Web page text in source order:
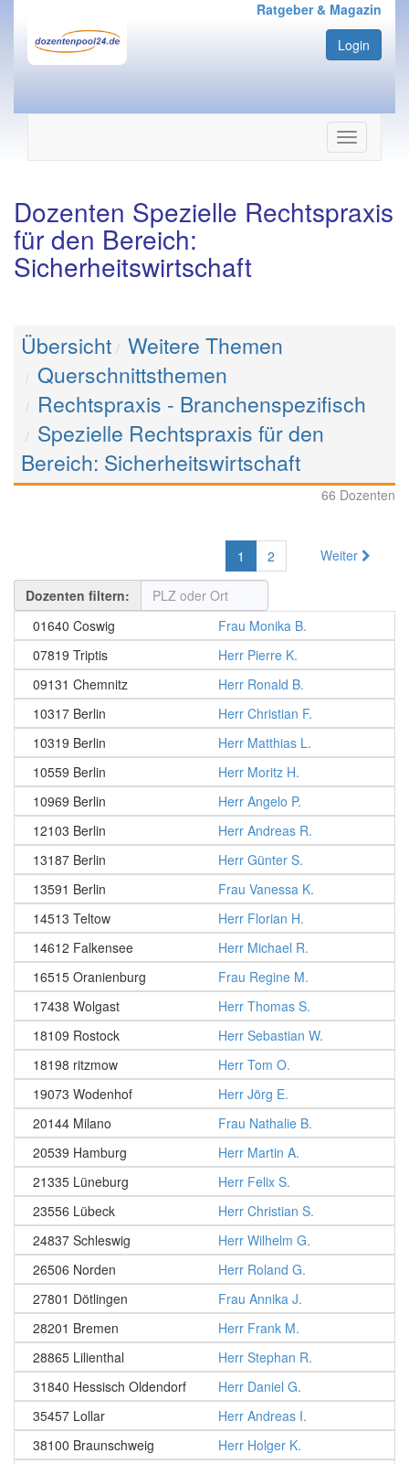
Ratgeber & Magazin
Login
Navigation
ein-/
Dozenten Spezielle Rechtspraxis
für den Bereich:
Sicherheitswirtschaft
Übersicht Weitere Themen
Querschnittsthemen
Rechtspraxis - Branchenspezifisch
Spezielle Rechtspraxis für den
Bereich: Sicherheitswirtschaft
66 Dozenten
1 2 Weiter
Dozenten filtern:
01640 Coswig
Frau Monika B.
07819 Triptis
Herr Pierre K.
09131 Chemnitz
Herr Ronald B.
10317 Berlin
Herr Christian F.
10319 Berlin
Herr Matthias L.
10559 Berlin
Herr Moritz H.
10969 Berlin
Herr Angelo P.
12103 Berlin
Herr Andreas R.
13187 Berlin
Herr Günter S.
13591 Berlin
Frau Vanessa K.
14513 Teltow
Herr Florian H.
14612 Falkensee
Herr Michael R.
16515 Oranienburg
Frau Regine M.
17438 Wolgast
Herr Thomas S.
18109 Rostock
Herr Sebastian W.
18198 ritzmow
Herr Tom O.
19073 Wodenhof
Herr Jörg E.
20144 Milano
Frau Nathalie B.
20539 Hamburg
Herr Martin A.
21335 Lüneburg
Herr Felix S.
23556 Lübeck
Herr Christian S.
24837 Schleswig
Herr Wilhelm G.
26506 Norden
Herr Roland G.
27801 Dötlingen
Frau Annika J.
28201 Bremen
Herr Frank M.
28865 Lilienthal
Herr Stephan R.
31840 Hessisch Oldendorf
Herr Daniel G.
35457 Lollar
Herr Andreas I.
38100 Braunschweig
Herr Holger K.